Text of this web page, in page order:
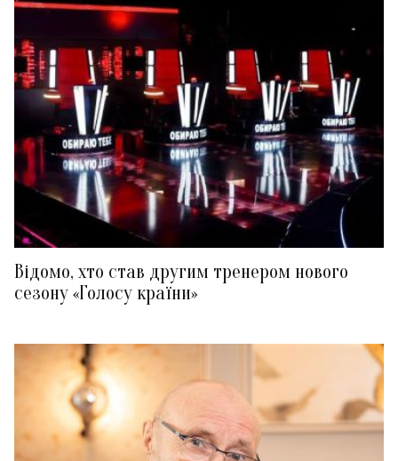
Відомо, хто став другим тренером нового
сезону «Голосу країни»